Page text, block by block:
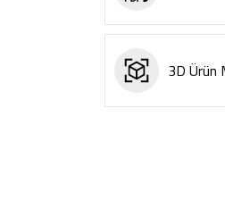
3D Ürün